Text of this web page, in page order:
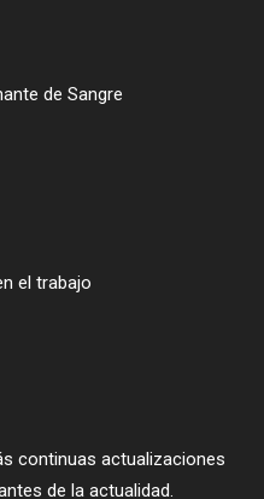
de Sangre
el trabajo
continuas actualizaciones
de la actualidad.